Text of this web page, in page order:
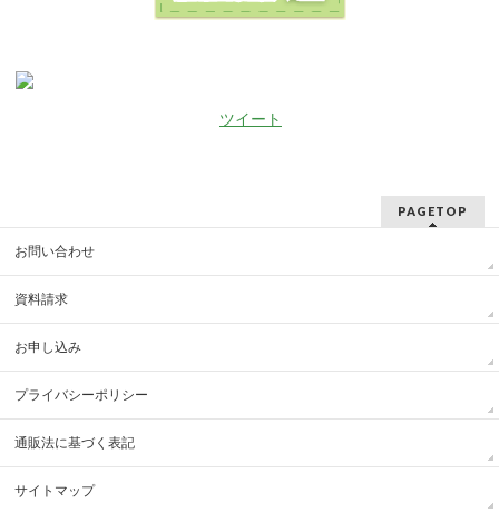
ツイート
PAGETOP
お問い合わせ
資料請求
お申し込み
プライバシーポリシー
通販法に基づく表記
サイトマップ